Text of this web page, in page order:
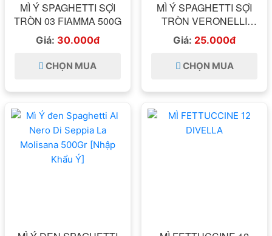
MÌ Ý SPAGHETTI SỢI
TRÒN 03 FIAMMA 500G
Giá: 30.000đ
CHỌN MUA
MÌ Ý SPAGHETTI SỢI
TRÒN VERONELLI
500GR
Giá: 25.000đ
CHỌN MUA